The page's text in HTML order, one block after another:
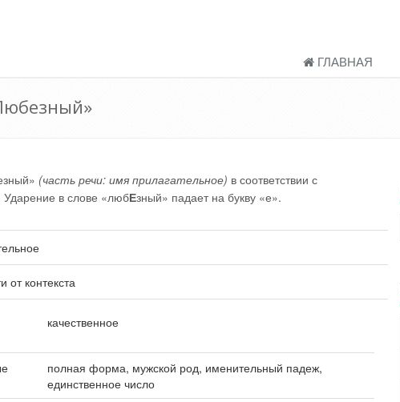
ГЛАВНАЯ
(часть речи: имя прилагательное) в соответствии с
Ударение в слове «любЕзный» падает на букву «е».
от контекста
качественное
полная форма, мужской род, именительный падеж,
единственное число